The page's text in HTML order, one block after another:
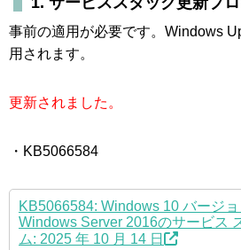
事前の適用が必要です。Windows
用されます。
更新されました。
・KB5066584
KB5066584: Windows 10 バージ
Windows Server 2016のサービス
ム: 2025 年 10 月 14 日